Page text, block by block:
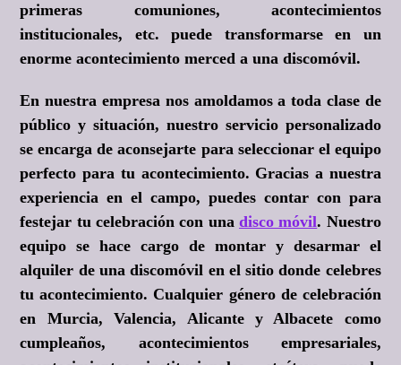
primeras comuniones, acontecimientos
institucionales, etc. puede transformarse en un
enorme acontecimiento merced a una discomóvil.
En nuestra empresa nos amoldamos a toda clase de
público y situación, nuestro servicio personalizado
se encarga de aconsejarte para seleccionar el equipo
perfecto para tu acontecimiento. Gracias a nuestra
experiencia en el campo, puedes contar con para
festejar tu celebración con una disco móvil. Nuestro
equipo se hace cargo de montar y desarmar el
alquiler de una discomóvil en el sitio donde celebres
tu acontecimiento. Cualquier género de celebración
en Murcia, Valencia, Alicante y Albacete como
cumpleaños, acontecimientos empresariales,